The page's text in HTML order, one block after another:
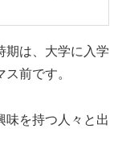
期は 、大学に入学
ス前です。
味を持つ人々と出